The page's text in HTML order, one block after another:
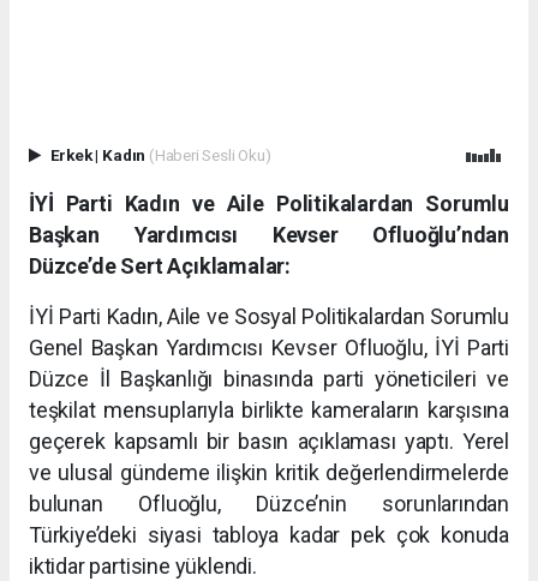
Erkek| Kadın (Haberi Sesli Oku)
İYİ Parti Kadın ve Aile Politikalardan Sorumlu
Başkan Yardımcısı Kevser Ofluoğlu’ndan
Düzce’de Sert Açıklamalar:
İYİ Parti Kadın, Aile ve Sosyal Politikalardan Sorumlu
Genel Başkan Yardımcısı Kevser Ofluoğlu, İYİ Parti
Düzce İl Başkanlığı binasında parti yöneticileri ve
teşkilat mensuplarıyla birlikte kameraların karşısına
geçerek kapsamlı bir basın açıklaması yaptı. Yerel
ve ulusal gündeme ilişkin kritik değerlendirmelerde
bulunan Ofluoğlu, Düzce’nin sorunlarından
Türkiye’deki siyasi tabloya kadar pek çok konuda
iktidar partisine yüklendi.